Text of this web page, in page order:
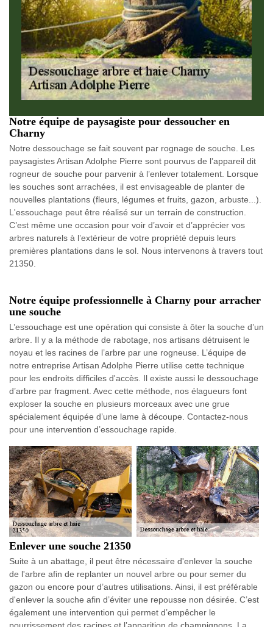
Notre équipe de paysagiste pour dessoucher en
Charny
Notre dessouchage se fait souvent par rognage de souche. Les
paysagistes Artisan Adolphe Pierre sont pourvus de l’appareil dit
rogneur de souche pour parvenir à l’enlever totalement. Lorsque
les souches sont arrachées, il est envisageable de planter de
nouvelles plantations (fleurs, légumes et fruits, gazon, arbuste...).
L'essouchage peut être réalisé sur un terrain de construction.
C’est même une occasion pour voir d’avoir et d’apprécier vos
arbres naturels à l’extérieur de votre propriété depuis leurs
premières plantations dans le sol. Nous intervenons à travers tout
21350.
Notre équipe professionnelle à Charny pour arracher
une souche
L’essouchage est une opération qui consiste à ôter la souche d’un
arbre. Il y a la méthode de rabotage, nos artisans détruisent le
noyau et les racines de l’arbre par une rogneuse. L’équipe de
notre entreprise Artisan Adolphe Pierre utilise cette technique
pour les endroits difficiles d'accès. Il existe aussi le dessouchage
d’arbre par fragment. Avec cette méthode, nos élagueurs font
exploser la souche en plusieurs morceaux avec une grue
spécialement équipée d’une lame à découpe. Contactez-nous
pour une intervention d’essouchage rapide.
Enlever une souche 21350
Suite à un abattage, il peut être nécessaire d'enlever la souche
de l'arbre afin de replanter un nouvel arbre ou pour semer du
gazon ou encore pour d’autres utilisations. Ainsi, il est préférable
d'enlever la souche afin d’éviter une repousse non désirée. C’est
également une intervention qui permet d’empêcher le
pourrissement des racines et l’apparition de champignons. La